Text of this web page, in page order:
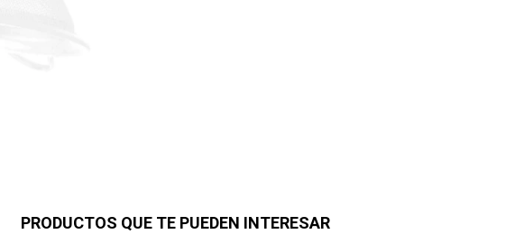
PRODUCTOS QUE TE PUEDEN INTERESAR